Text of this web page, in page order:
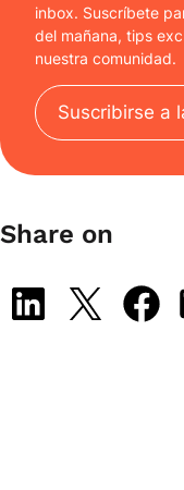
inbox. Suscríbete
del mañana, tips
nuestra comunidad.
Suscribirse a
Share on
Share on LinkedIn
Share on X Share on